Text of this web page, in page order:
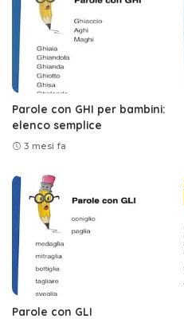
Parole con GHI per bambini:
elenco semplice
3 mesi fa
Parole con GLI